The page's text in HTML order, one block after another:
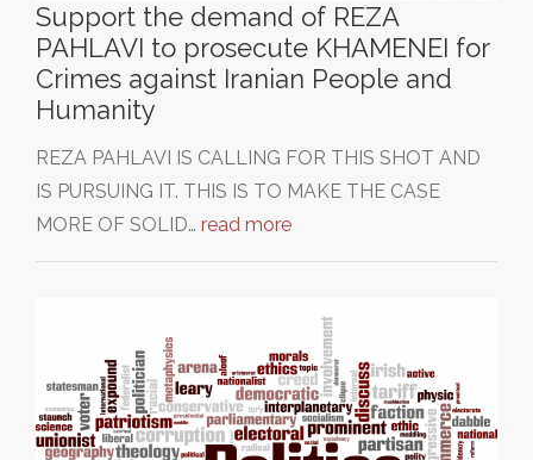
Support the demand of REZA
PAHLAVI to prosecute KHAMENEI for
Crimes against Iranian People and
Humanity
REZA PAHLAVI IS CALLING FOR THIS SHOT AND
IS PURSUING IT. THIS IS TO MAKE THE CASE
MORE OF SOLID… read more